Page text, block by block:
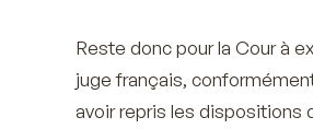
Reste donc pour la Cour à
juge français,
avoir repris les dispositions